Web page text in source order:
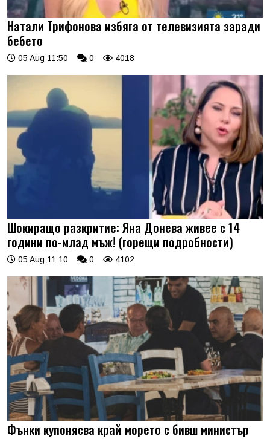
Натали Трифонова избяга от телевизията заради
бебето
05 Aug 11:50 0 4018
Шокиращо разкритие: Яна Донева живее с 14
години по-млад мъж! (горещи подробности)
05 Aug 11:10 0 4102
Фънки купонясва край морето с бивш министър